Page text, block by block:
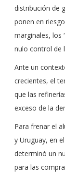
distribución de
ponen en
marginales, los
nulo control de
Ante un
crecientes, el
que las
exceso de la
Para frenar el
y Uruguay, en
determinó un
para las